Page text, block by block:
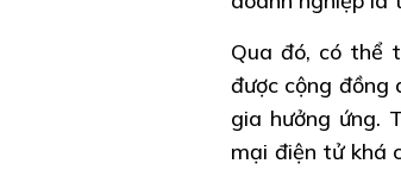
Qua đó, có thể
được cộng đồng
gia hưởng ứng.
mại điện tử khá